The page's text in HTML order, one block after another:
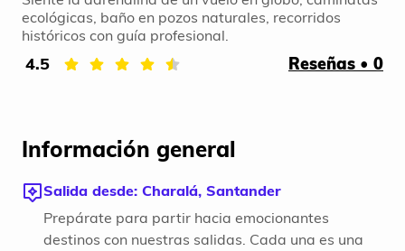
ecológicas, baño en pozos naturales, recorridos
históricos con guía profesional.
4.5 Reseñas • 0
Información general
Salida desde: Charalá, Santander
Prepárate para partir hacia emocionantes
destinos con nuestras salidas. Cada una es una